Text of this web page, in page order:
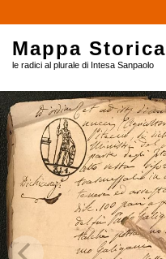
Mappa Storica
le radici al plurale di Intesa Sanpaolo